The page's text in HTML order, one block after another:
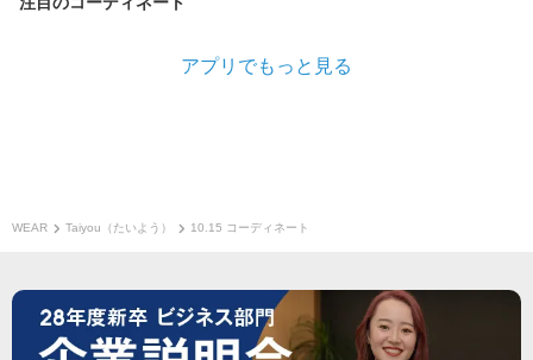
アプリでもっと見る
WEAR Taiyou（たいよう） 10.15 コーディネート